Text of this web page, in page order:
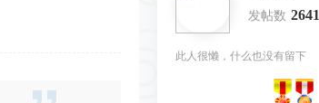
发帖数 2641
此人很懒，什么也没有留下